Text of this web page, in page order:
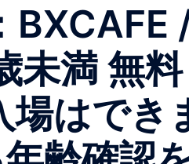
未満 無
場はで